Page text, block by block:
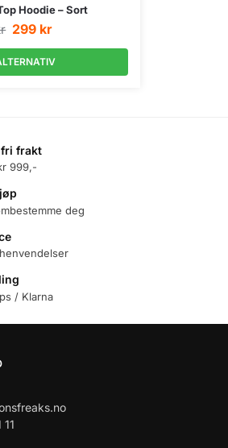
Hoodie – Sort
299 kr
fri frakt
999,-
deg
/ Klarna